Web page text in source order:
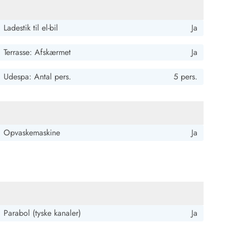
Ladestik til el-bil Ja
Terrasse: Afskærmet Ja
Udespa: Antal pers. 5 pers.
Opvaskemaskine Ja
Parabol (tyske kanaler) Ja